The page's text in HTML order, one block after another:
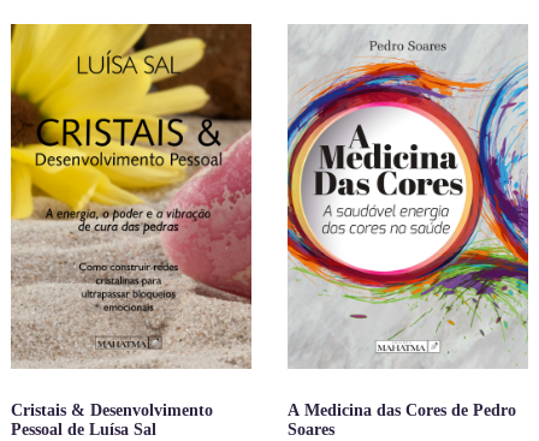
Cristais & Desenvolvimento
Pessoal de Luísa Sal
A Medicina das Cores de Pedro
Soares